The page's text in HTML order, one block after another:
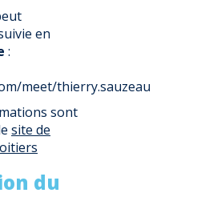
en
:
meet/thierry.sauzeau
sont
site de
du